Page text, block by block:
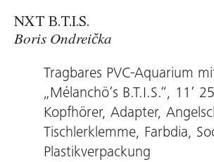
NXT B.T.I.S.
Boris Ondreička
Tragbares PVC-Aquarium
„Mélanchö’s B.T.I.S.“, 11’
Kopfhörer, Adapter,
Tischlerklemme, Farbdia,
Plastikverpackung